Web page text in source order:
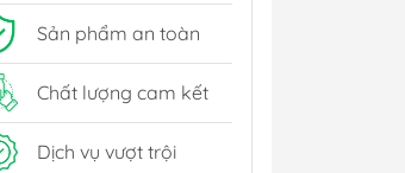
Sản phẩm an toàn
Chất lượng cam kết
Dịch vụ vượt trội